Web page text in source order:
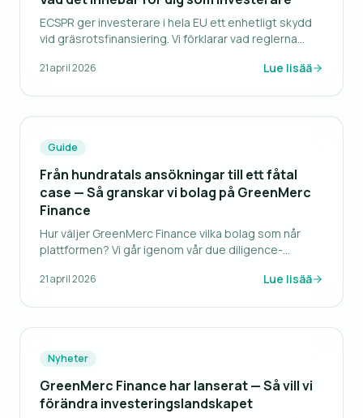
ECSPR ger investerare i hela EU ett enhetligt skydd
vid gräsrotsfinansiering. Vi förklarar vad reglerna
21 april 2026 Lue lisää
Guide
Från hundratals ansökningar till ett fåtal
case — Så granskar vi bolag på GreenMerc
Finance
Hur väljer GreenMerc Finance vilka bolag som når
plattformen? Vi går igenom vår due diligence-
21 april 2026 Lue lisää
Nyheter
GreenMerc Finance har lanserat — Så vill vi
förändra investeringslandskapet